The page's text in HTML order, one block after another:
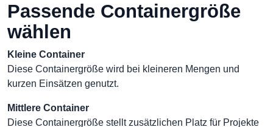
Passende Containergröße
wählen
Kleine Container
Diese Containergröße wird bei kleineren Mengen und
kurzen Einsätzen genutzt.
Mittlere Container
Diese Containergröße stellt zusätzlichen Platz für Projekte